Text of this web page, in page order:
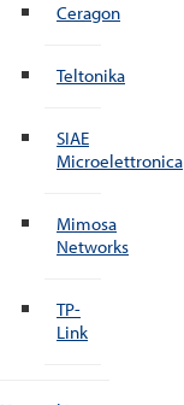
Ceragon
Teltonika
SIAE
Microelettronica
Mimosa
Networks
TP-
Link